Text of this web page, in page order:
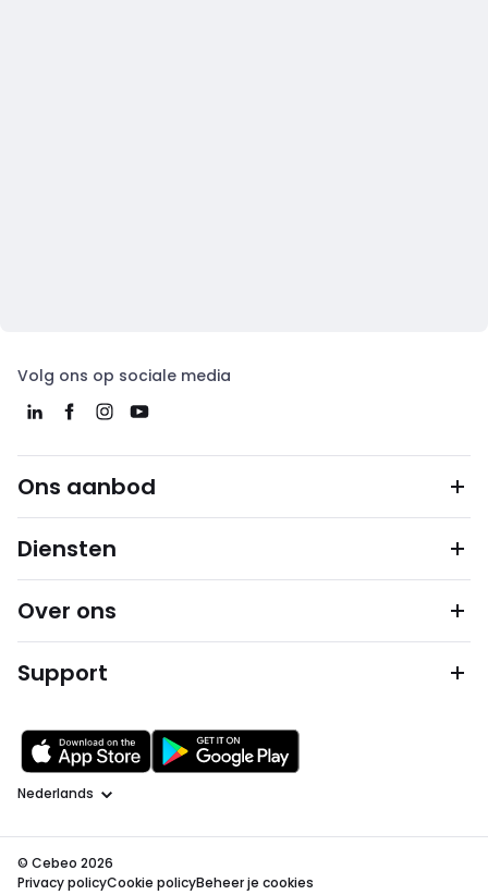
Volg ons op sociale media
Ons aanbod
Diensten
Over ons
Support
Taal
© Cebeo 2026
Privacy policyCookie policyBeheer je cookies